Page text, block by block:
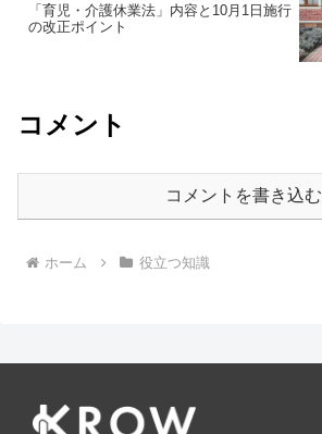
「育児・介護休業法」内容と10月1日施行
の改正ポイント
コメント
コメントを書き込む
ホーム 役立つ知識